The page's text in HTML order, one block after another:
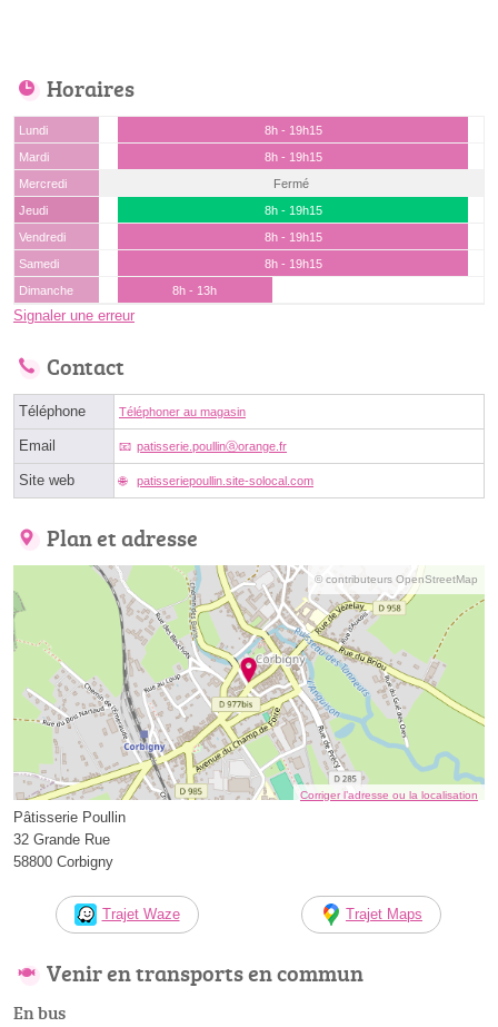
Horaires
Lundi
8h - 19h15
Mardi
8h - 19h15
Mercredi
Fermé
Jeudi
8h - 19h15
Vendredi
8h - 19h15
Samedi
8h - 19h15
Dimanche
8h - 13h
Signaler une erreur
Contact
Téléphone Téléphoner au magasin
Email patisserie.poullinⓐorange.fr
Site web patisseriepoullin.site-solocal.com
Plan et adresse
© contributeurs OpenStreetMap
Corriger l’adresse ou la localisation
Pâtisserie Poullin
32 Grande Rue
58800 Corbigny
Trajet Waze Trajet Maps
Venir en transports en commun
En bus